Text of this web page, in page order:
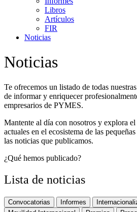
Libros
Artículos
FIR
Noticias
Noticias
Te ofrecemos un listado de todas
de informar y enriquecer
empresarios de PYMES.
Mantente al día con nosotros y explora
actuales en el ecosistema de las
las noticias que publicamos.
¿Qué hemos publicado?
Lista de noticias
Convocatorias Informes